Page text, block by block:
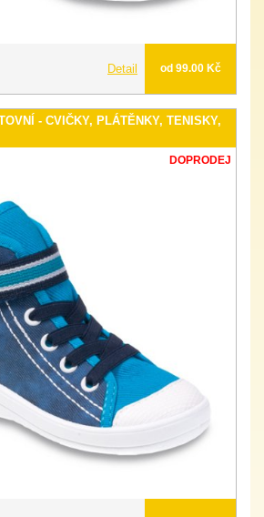
Detail od 99.00 Kč
- CVIČKY, PLÁTĚNKY, TENISKY,
DOPRODEJ